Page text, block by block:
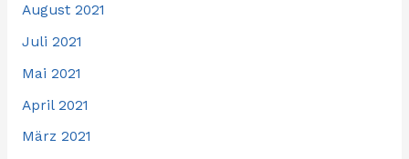
August 2021
Juli 2021
Mai 2021
April 2021
März 2021